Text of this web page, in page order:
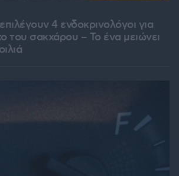
4 ενδοκρινολόγοι για
του σακχάρου – Το ένα μειώνει